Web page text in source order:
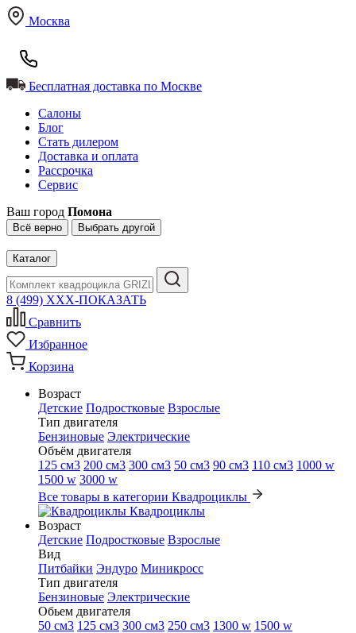
Москва
Бесплатная доставка по Москве
Салоны
Блог
Стать дилером
Доставка и оплата
Рассрочка
Сервис
Ваш город Помона
Всё верно Выбрать другой
Каталог
8 (499) XXX-ПОКАЗАТЬ
Сравнить
Избранное
Корзина
Возраст
Детские Подростковые Взрослые
Тип двигателя
Бензиновые Электрические
Объём двигателя
125 см3 200 см3 300 см3 50 см3 90 см3 110 см3 1000 w
1500 w 3000 w
Все товары в категории Квадроциклы
Квадроциклы
Возраст
Детские Подростковые Взрослые
Вид
Питбайки Эндуро Миникросс
Тип двигателя
Бензиновые Электрические
Обьем двигателя
50 см3 125 см3 300 см3 250 см3 1300 w 1500 w